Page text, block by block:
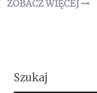
ZOBACZ WIĘCEJ
Szukaj